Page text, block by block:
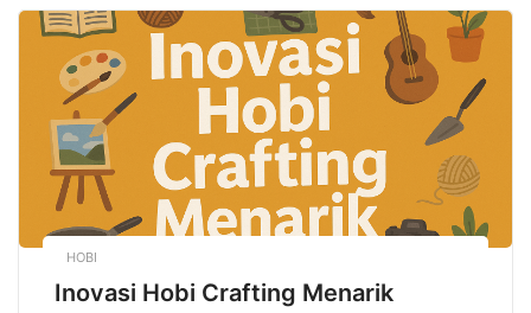
kebiasaan buruk seperti merokok atau mengonsumsi
alkohol secara berlebihan juga sangat penting dalam
menjaga kesehatan jangka […]
HOBI
Inovasi Hobi Crafting Menarik